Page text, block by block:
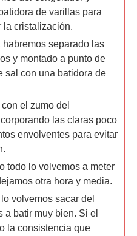
de varillas para
la cristalización.
habremos separado las
y montado a punto de
sal con una batidora de
el zumo del
las claras poco
envolventes para evitar
todo lo volvemos a meter
otra hora y media.
volvemos sacar del
a batir muy bien. Si el
la consistencia que